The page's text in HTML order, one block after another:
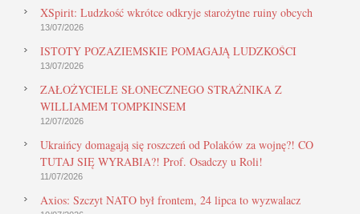
XSpirit: Ludzkość wkrótce odkryje starożytne ruiny obcych
13/07/2026
ISTOTY POZAZIEMSKIE POMAGAJĄ LUDZKOŚCI
13/07/2026
ZAŁOŻYCIELE SŁONECZNEGO STRAŻNIKA Z
WILLIAMEM TOMPKINSEM
12/07/2026
Ukraińcy domagają się roszczeń od Polaków za wojnę?! CO
TUTAJ SIĘ WYRABIA?! Prof. Osadczy u Roli!
11/07/2026
Axios: Szczyt NATO był frontem, 24 lipca to wyzwalacz